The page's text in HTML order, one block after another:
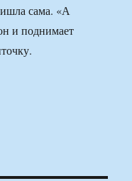
сама. «А
и поднимает